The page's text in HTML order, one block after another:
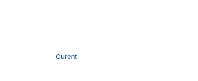
Curent